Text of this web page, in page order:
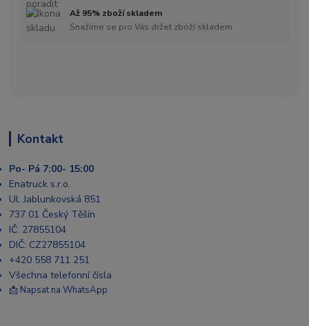
Až 95% zboží skladem
Snažíme se pro Vás držet zboží skladem
Kontakt
Po- Pá 7:00- 15:00
Enatruck s.r.o.
Ul. Jablunkovská 851
737 01 Český Těšín
IČ: 27855104
DIČ: CZ27855104
+420 558 711 251
Všechna telefonní čísla
📩 Napsat na WhatsApp